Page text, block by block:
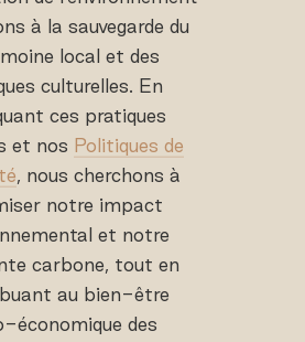
à la sauvegarde du
local et des
culturelles. En
ces pratiques
et nos Politiques de
, nous cherchons à
notre impact
et notre
carbone, tout en
au bien-être
économique des